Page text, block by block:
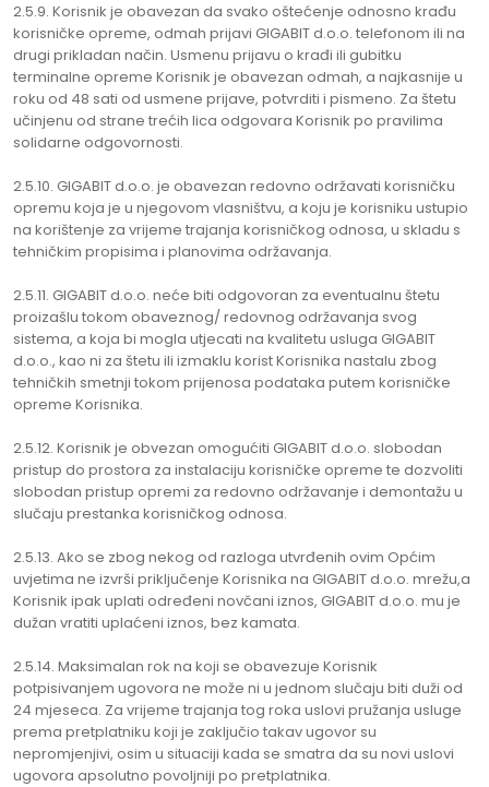
2.5.9. Korisnik je obavezan da svako oštećenje odnosno krađu
korisničke opreme, odmah prijavi GIGABIT d.o.o. telefonom ili na
drugi prikladan način. Usmenu prijavu o krađi ili gubitku
terminalne opreme Korisnik je obavezan odmah, a najkasnije u
roku od 48 sati od usmene prijave, potvrditi i pismeno. Za štetu
učinjenu od strane trećih lica odgovara Korisnik po pravilima
solidarne odgovornosti.
2.5.10. GIGABIT d.o.o. je obavezan redovno održavati korisničku
opremu koja je u njegovom vlasništvu, a koju je korisniku ustupio
na korištenje za vrijeme trajanja korisničkog odnosa, u skladu s
tehničkim propisima i planovima održavanja.
2.5.11. GIGABIT d.o.o. neće biti odgovoran za eventualnu štetu
proizašlu tokom obaveznog/ redovnog održavanja svog
sistema, a koja bi mogla utjecati na kvalitetu usluga GIGABIT
d.o.o., kao ni za štetu ili izmaklu korist Korisnika nastalu zbog
tehničkih smetnji tokom prijenosa podataka putem korisničke
opreme Korisnika.
2.5.12. Korisnik je obvezan omogućiti GIGABIT d.o.o. slobodan
pristup do prostora za instalaciju korisničke opreme te dozvoliti
slobodan pristup opremi za redovno održavanje i demontažu u
slučaju prestanka korisničkog odnosa.
2.5.13. Ako se zbog nekog od razloga utvrđenih ovim Općim
uvjetima ne izvrši priključenje Korisnika na GIGABIT d.o.o. mrežu,a
Korisnik ipak uplati određeni novčani iznos, GIGABIT d.o.o. mu je
dužan vratiti uplaćeni iznos, bez kamata.
2.5.14. Maksimalan rok na koji se obavezuje Korisnik
potpisivanjem ugovora ne može ni u jednom slučaju biti duži od
24 mjeseca. Za vrijeme trajanja tog roka uslovi pružanja usluge
prema pretplatniku koji je zaključio takav ugovor su
nepromjenjivi, osim u situaciji kada se smatra da su novi uslovi
ugovora apsolutno povoljniji po pretplatnika.